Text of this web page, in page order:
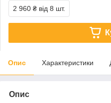
2 960 ₴ від 8 шт.
Опис Характеристики
Опис